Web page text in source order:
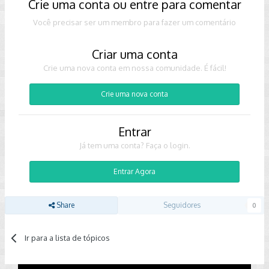
Crie uma conta ou entre para comentar
Você precisar ser um membro para fazer um comentário
Criar uma conta
Crie uma nova conta em nossa comunidade. É fácil!
Crie uma nova conta
Entrar
Já tem uma conta? Faça o login.
Entrar Agora
Share Seguidores 0
Ir para a lista de tópicos